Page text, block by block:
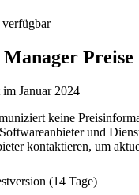
verfügbar
Manager Preise
im Januar 2024
keine
und
kontaktieren, um
(14 Tage)